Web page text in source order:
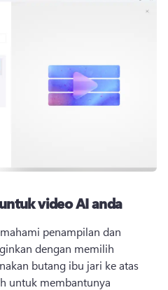
video AI anda
penampilan dan
dengan memilih
butang ibu jari ke atas
untuk membantunya